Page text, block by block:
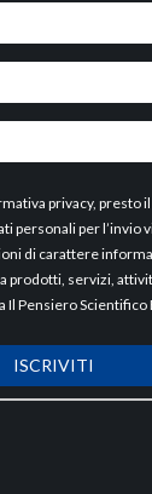
privacy, presto
personali per l’invio
di carattere
prodotti, servizi,
Il Pensiero Scientifico
ISCRIVITI